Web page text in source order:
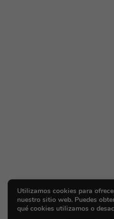
Utilizamos cookies para
nuestro sitio web. Puedes
qué cookies utilizamos o